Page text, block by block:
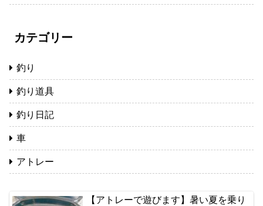
カテゴリー
釣り
釣り道具
釣り日記
車
アトレー
【アトレーで遊びます】暑い夏を乗り